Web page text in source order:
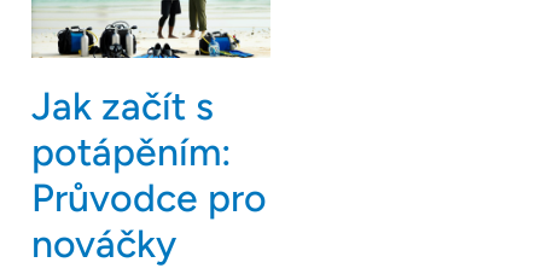
Jak začít s
potápěním:
Průvodce pro
nováčky